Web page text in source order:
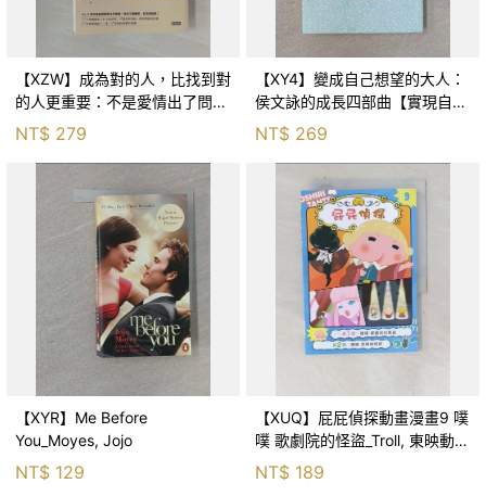
【XZW】成為對的人，比找到對
的人更重要：不是愛情出了問
題，而是認知需要升級！_Mr. P
NT$ 279
【XY4】變成自己想望的大人：
侯文詠的成長四部曲【實現自
己】_侯文詠
NT$ 269
【XYR】Me Before
You_Moyes, Jojo
NT$ 129
【XUQ】屁屁偵探動畫漫畫9 噗
噗 歌劇院的怪盜_Troll, 東映動畫
株式會社, 張東君
NT$ 189